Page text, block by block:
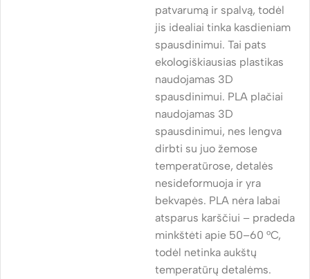
patvarumą ir spalvą, todėl
jis idealiai tinka kasdieniam
spausdinimui. Tai pats
ekologiškiausias plastikas
naudojamas 3D
spausdinimui. PLA plačiai
naudojamas 3D
spausdinimui, nes lengva
dirbti su juo žemose
temperatūrose, detalės
nesideformuoja ir yra
bekvapės. PLA nėra labai
atsparus karščiui – pradeda
minkštėti apie 50–60 °C,
todėl netinka aukštų
temperatūrų detalėms.